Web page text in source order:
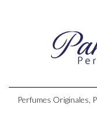
Perfumes Originales,